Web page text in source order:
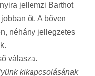
jellemzi Barthot
őt. A bőven
néhány jellegzetes
válasza.
kikapcsolásának